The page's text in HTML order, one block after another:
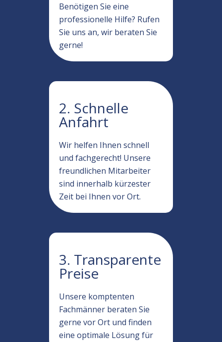
Benötigen Sie eine
professionelle Hilfe? Rufen
Sie uns an, wir beraten Sie
gerne!
2. Schnelle
Anfahrt
Wir helfen Ihnen schnell
und fachgerecht! Unsere
freundlichen Mitarbeiter
sind innerhalb kürzester
Zeit bei Ihnen vor Ort.
3. Transparente
Preise
Unsere komptenten
Fachmänner beraten Sie
gerne vor Ort und finden
eine optimale Lösung für